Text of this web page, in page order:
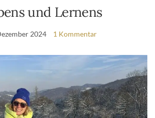
und Lernens
2024 1 Kommentar